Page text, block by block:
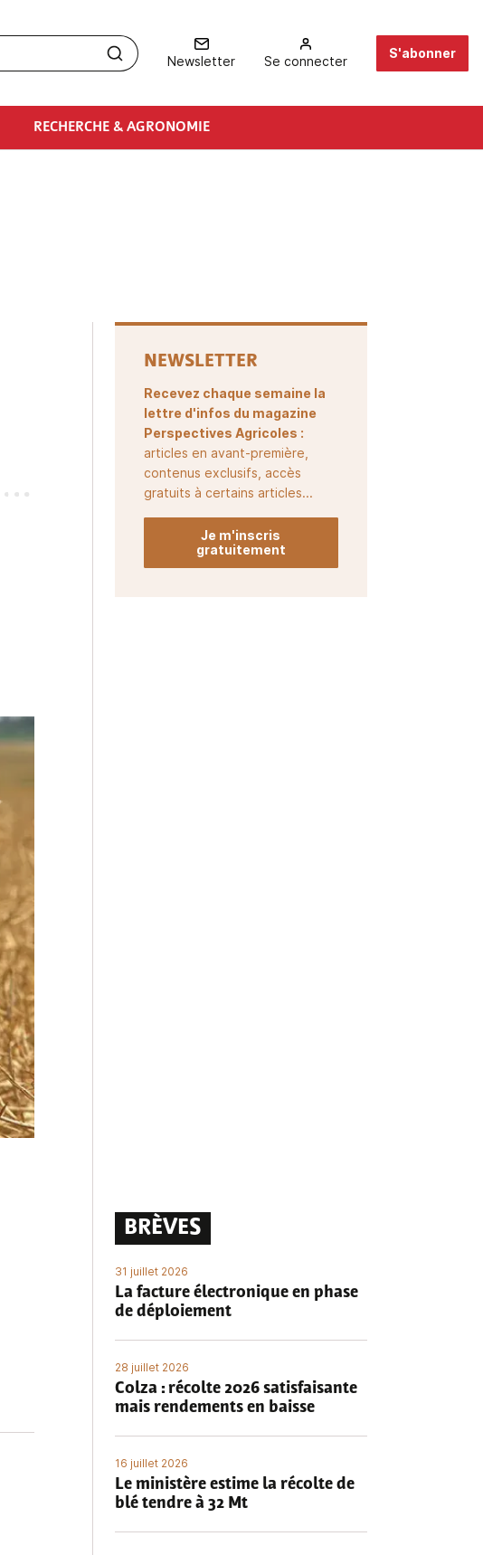
Newsletter Se connecter
S'abonner
RECHERCHE & AGRONOMIE
NEWSLETTER
Recevez chaque semaine la
lettre d'infos du magazine
Perspectives Agricoles :
articles en avant-première,
contenus exclusifs, accès
gratuits à certains articles...
Je m'inscris
gratuitement
BRÈVES
31 juillet 2026
La facture électronique en phase
de déploiement
28 juillet 2026
Colza : récolte 2026 satisfaisante
mais rendements en baisse
16 juillet 2026
Le ministère estime la récolte de
blé tendre à 32 Mt